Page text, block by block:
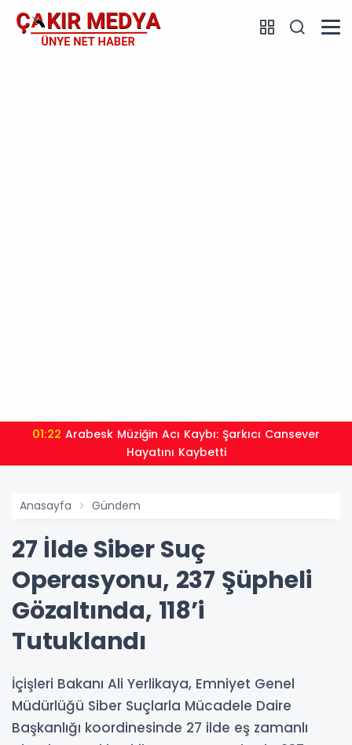
01:22
Hayatını Kaybetti
Anasayfa Gündem
27 İlde Siber Suç
Operasyonu, 237 Şüpheli
Gözaltında, 118’i
Tutuklandı
İçişleri Bakanı Ali Yerlikaya, Emniyet Genel
Müdürlüğü Siber Suçlarla Mücadele Daire
Başkanlığı koordinesinde 27 ilde eş zamanlı